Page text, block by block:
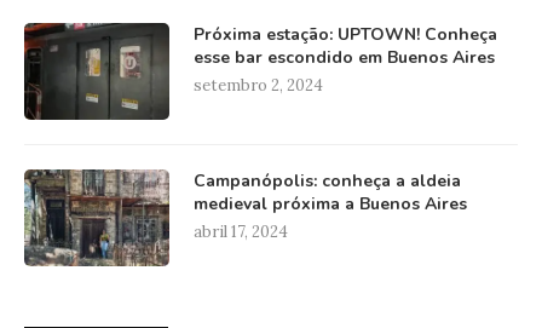
Próxima estação: UPTOWN! Conheça
esse bar escondido em Buenos Aires
setembro 2, 2024
Campanópolis: conheça a aldeia
medieval próxima a Buenos Aires
abril 17, 2024